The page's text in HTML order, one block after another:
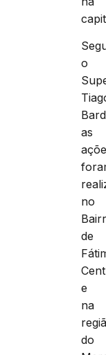
o
as
no
de
e
na
do